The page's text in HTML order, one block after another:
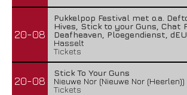
20-08
Pukkelpop Festival met o.a.
Hives, Stick to your Guns, Chat
Deafheaven, Ploegendienst,
Hasselt
Tickets
20-08
Stick To Your Guns
Nieuwe Nor (Nieuwe Nor (Heerlen))
Tickets